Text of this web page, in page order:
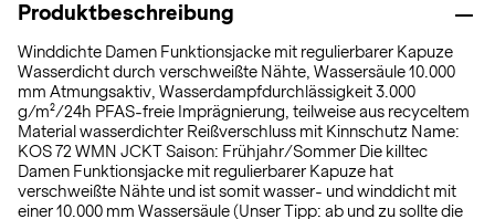
Produktbeschreibung
Winddichte Damen Funktionsjacke mit regulierbarer Kapuze
Wasserdicht durch verschweißte Nähte, Wassersäule 10.000
mm Atmungsaktiv, Wasserdampfdurchlässigkeit 3.000
g/m²/24h PFAS-freie Imprägnierung, teilweise aus recyceltem
Material wasserdichter Reißverschluss mit Kinnschutz Name:
KOS 72 WMN JCKT Saison: Frühjahr/Sommer Die killtec
Damen Funktionsjacke mit regulierbarer Kapuze hat
verschweißte Nähte und ist somit wasser- und winddicht mit
einer 10.000 mm Wassersäule (Unser Tipp: ab und zu sollte die